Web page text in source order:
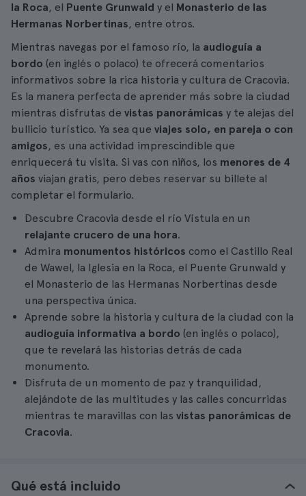
la Roca, el Puente Grunwald y el Monasterio de las
Hermanas Norbertinas, entre otros.
Mientras navegas por el famoso río, la audioguía a
bordo (en inglés o polaco) te ofrecerá comentarios
informativos sobre la rica historia y cultura de Cracovia.
Es la manera perfecta de aprender más sobre la ciudad
mientras disfrutas de vistas panorámicas y te alejas del
bullicio turístico. Ya sea que viajes solo, en pareja o con
amigos, es una actividad imprescindible que
enriquecerá tu visita. Si vas con niños, los menores de 4
años viajan gratis, pero debes reservar su billete al
completar el formulario.
Descubre Cracovia desde el río Vístula en un
relajante crucero de una hora.
Admira monumentos históricos como el Castillo Real
de Wawel, la Iglesia en la Roca, el Puente Grunwald y
el Monasterio de las Hermanas Norbertinas desde
una perspectiva única.
Aprende sobre la historia y cultura de la ciudad con la
audioguía informativa a bordo (en inglés o polaco),
que te revelará las historias detrás de cada
monumento.
Disfruta de un momento de paz y tranquilidad,
alejándote de las multitudes y las calles concurridas
mientras te maravillas con las vistas panorámicas de
Cracovia.
Qué está incluido